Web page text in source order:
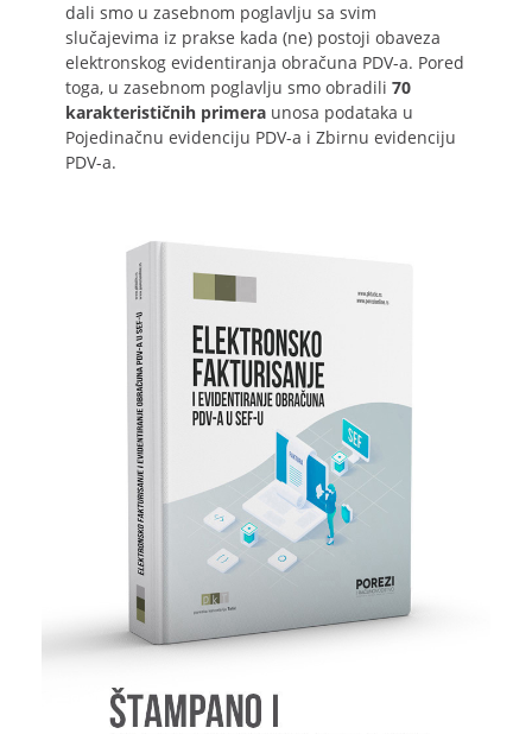
dali smo u zasebnom poglavlju sa svim
slučajevima iz prakse kada (ne) postoji obaveza
elektronskog evidentiranja obračuna PDV-a. Pored
toga, u zasebnom poglavlju smo obradili 70
karakterističnih primera unosa podataka u
Pojedinačnu evidenciju PDV-a i Zbirnu evidenciju
PDV-a.